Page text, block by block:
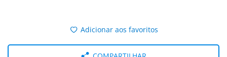
Adicionar aos favoritos